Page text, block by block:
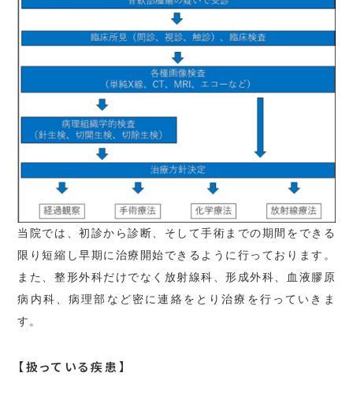
当院では、初診から診断、そして手術までの期間をできる
限り短縮し早期に治療開始できるように行っております。
また、整形外科だけでなく放射線科、形成外科、血液膠原
病内科、病理部など密に連絡をとり治療を行っていきま
す。
【扱っている疾患】